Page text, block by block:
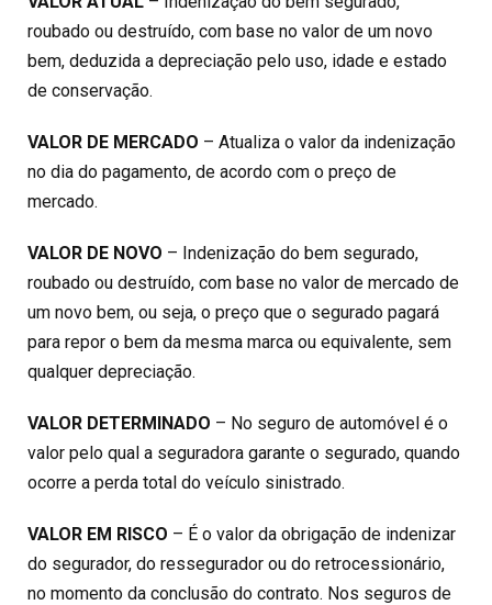
roubado ou destruído, com base no valor de um novo
bem, deduzida a depreciação pelo uso, idade e estado
de conservação.
VALOR DE MERCADO – Atualiza o valor da indenização
no dia do pagamento, de acordo com o preço de
mercado.
VALOR DE NOVO – Indenização do bem segurado,
roubado ou destruído, com base no valor de mercado de
um novo bem, ou seja, o preço que o segurado pagará
para repor o bem da mesma marca ou equivalente, sem
qualquer depreciação.
VALOR DETERMINADO – No seguro de automóvel é o
valor pelo qual a seguradora garante o segurado, quando
ocorre a perda total do veículo sinistrado.
VALOR EM RISCO – É o valor da obrigação de indenizar
do segurador, do ressegurador ou do retrocessionário,
no momento da conclusão do contrato. Nos seguros de